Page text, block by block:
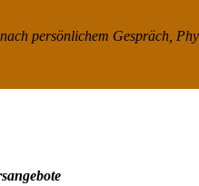
persönlichem Gespräch,